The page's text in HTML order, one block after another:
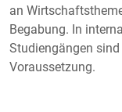
an
Begabung. In
Studiengängen
Voraussetzung.